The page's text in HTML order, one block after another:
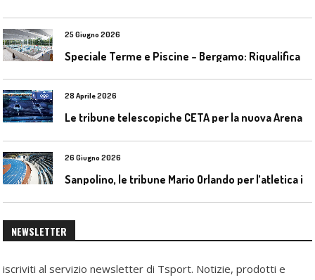
25 Giugno 2026
28 Aprile 2026
26 Giugno 2026
NEWSLETTER
iscriviti al servizio newsletter di Tsport. Notizie, prodotti e